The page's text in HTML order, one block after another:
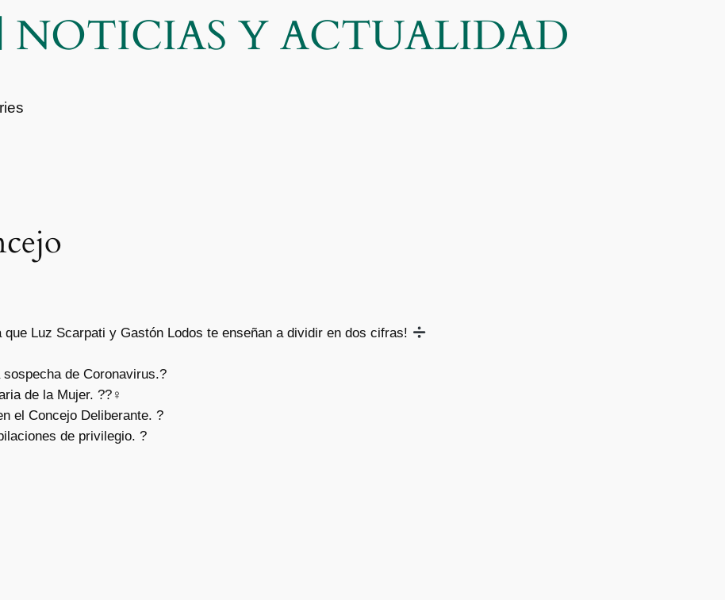
NOTICIAS Y ACTUALIDAD
Luz Scarpati y Gastón Lodos te enseñan a dividir en dos cifras!
de Coronavirus.?
de la Mujer. ??‍♀
el Concejo Deliberante. ?
de privilegio. ?